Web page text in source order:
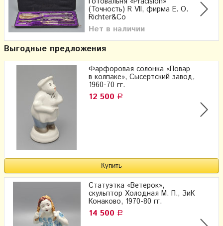
(Точность) R VII, фирма E. O.
Richter&Co
Нет в наличии
Выгодные предложения
Фарфоровая солонка «Повар
в колпаке», Сысертский завод,
1960-70 гг.
12 500 Р
Статуэтка «Ветерок»,
скульптор Холодная М. П., ЗиК
Конаково, 1970-80 гг.
14 500 Р